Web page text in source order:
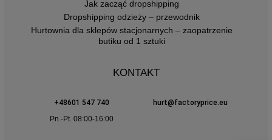
Jak zacząć dropshipping
Dropshipping odzieży – przewodnik
Hurtownia dla sklepów stacjonarnych – zaopatrzenie
butiku od 1 sztuki
KONTAKT
+48601 547 740
hurt@factoryprice.eu
Pn.-Pt. 08:00-16:00